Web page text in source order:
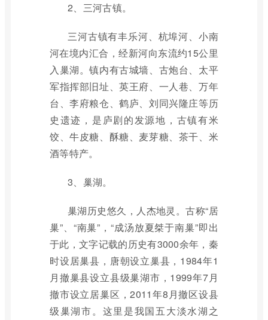
2、三河古镇。
三河古镇有丰乐河、杭埠河、小南
河在境内汇合，经新河向东流约15公里
入巢湖。镇内有古城墙、古炮台、太平
军指挥部旧址、英王府、一人巷、万年
台、李府粮仓、鹤庐、刘同兴隆庄等历
史遗迹，是庐剧的发源地，古镇有米
饺、牛皮糖、酥糖、麦芽糖、茶干、米
酒等特产。
3、巢湖。
巢湖历史悠久，人杰地灵。古称“居
巢”、“南巢”，“成汤放夏桀于南巢”即出
于此，文字记载的历史有3000余年，秦
时设居巢县，唐朝设立巢县，1984年1
月撤巢县设立县级巢湖市，1999年7月
撤市设立居巢区，2011年8月撤区设县
级巢湖市。这里是我国五大淡水湖之